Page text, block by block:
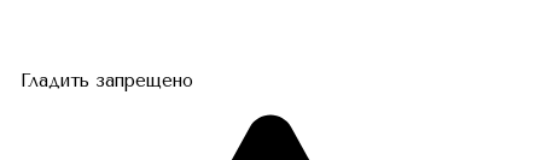
Гладить запрещено